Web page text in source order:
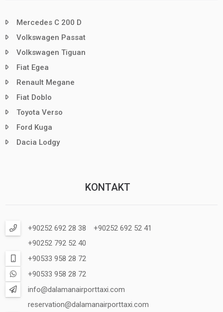
Mercedes C 200 D
Volkswagen Passat
Volkswagen Tiguan
Fiat Egea
Renault Megane
Fiat Doblo
Toyota Verso
Ford Kuga
Dacia Lodgy
KONTAKT
+90252 692 28 38
+90252 692 52 41
+90252 792 52 40
+90533 958 28 72
+90533 958 28 72
info@dalamanairporttaxi.com
reservation@dalamanairporttaxi.com